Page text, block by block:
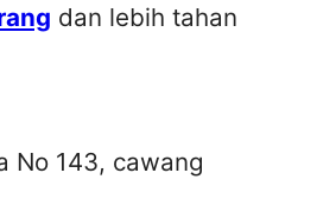
dan lebih tahan
No 143, cawang